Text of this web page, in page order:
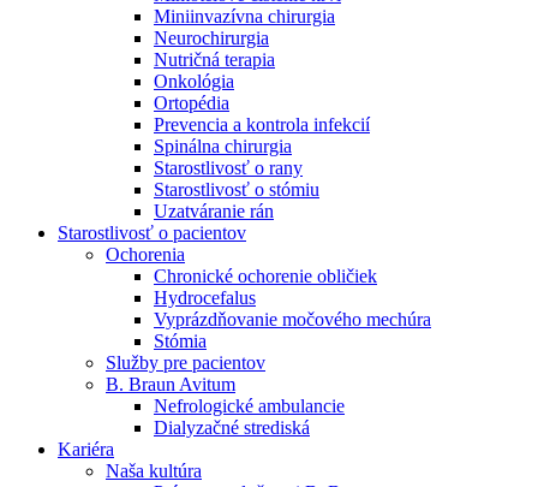
V nefrologických ambulanciách prevádzkujeme poradenstvo
a prípravu pacientov k jednotlivým metódam náhrady funkcie
obličiek. Zvoľte si mesto, ktoré potrebujete a navštívte nás.
Miniinvazívna chirurgia
Neurochirurgia
Nutričná terapia
Onkológia
Ortopédia
Prevencia a kontrola infekcií
Spinálna chirurgia
Starostlivosť o rany
Starostlivosť o stómiu
Uzatváranie rán
Starostlivosť o pacientov
Ochorenia
Chronické ochorenie obličiek
Hydrocefalus
Vyprázdňovanie močového mechúra
Stómia
Služby pre pacientov
B. Braun Avitum
Nefrologické ambulancie
Dialyzačné strediská
Kariéra
Naša kultúra